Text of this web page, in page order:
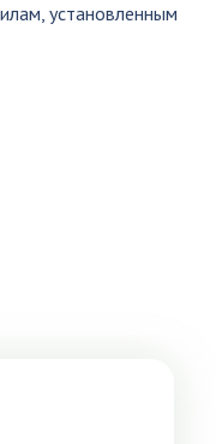
установленным